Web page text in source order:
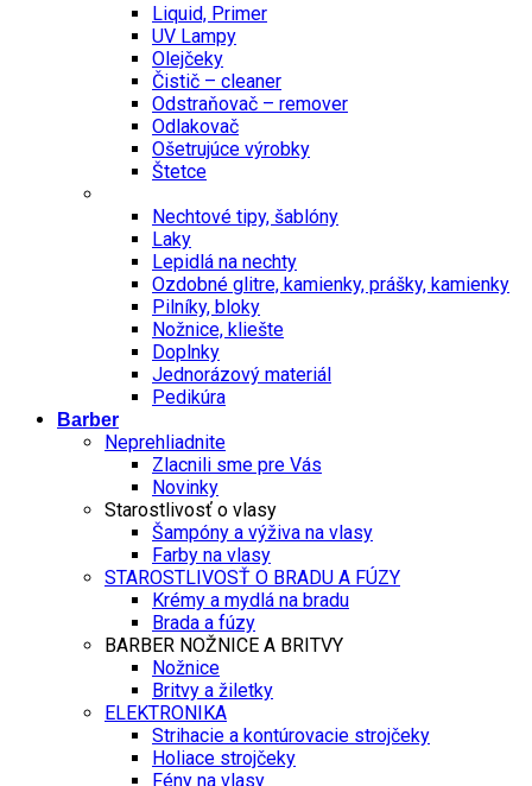
Liquid, Primer
UV Lampy
Olejčeky
Čistič – cleaner
Odstraňovač – remover
Odlakovač
Ošetrujúce výrobky
Štetce
Nechtové tipy, šablóny
Laky
Lepidlá na nechty
Ozdobné glitre, kamienky, prášky, kamienky
Pilníky, bloky
Nožnice, kliešte
Doplnky
Jednorázový materiál
Pedikúra
Barber
Neprehliadnite
Zlacnili sme pre Vás
Novinky
Starostlivosť o vlasy
Šampóny a výživa na vlasy
Farby na vlasy
STAROSTLIVOSŤ O BRADU A FÚZY
Krémy a mydlá na bradu
Brada a fúzy
BARBER NOŽNICE A BRITVY
Nožnice
Britvy a žiletky
ELEKTRONIKA
Strihacie a kontúrovacie strojčeky
Holiace strojčeky
Fény na vlasy